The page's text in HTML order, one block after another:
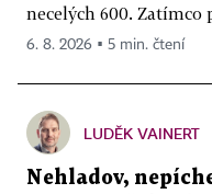
necelých 600. Zatímco
6. 8. 2026 ▪ 5 min. čtení
LUDĚK VAINERT
Nehladov,